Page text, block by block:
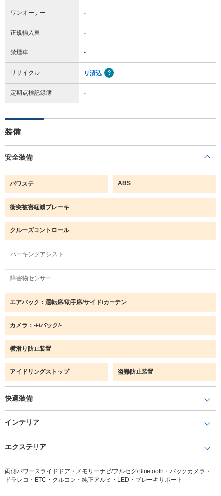
ワンオーナー -
正規輸入車 -
禁煙車 -
リサイクル リ済込
定期点検記録簿 -
装備
安全装備
パワステ ABS
衝突被害軽減ブレーキ
クルーズコントロール
パーキングアシスト
障害物センサー
エアバック：運転席/助手席/サイド/カーテン
カメラ：-/-/バック/-
横滑り防止装置
アイドリングストップ 盗難防止装置
快適装備
インテリア
エクステリア
両側パワースライドドア・メモリーナビ/フルセグ/Bluetooth・バックカメラ・
ドラレコ・ETC・クルコン・純正アルミ・LED・ブレーキサポート